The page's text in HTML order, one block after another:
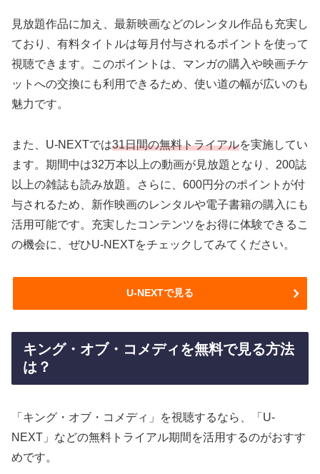
見放題作品に加え、最新映画などのレンタル作品も充実し
ており、有料タイトルは毎月付与されるポイントを使って
視聴できます。このポイントは、マンガの購入や映画チケ
ットへの交換にも利用できるため、使い道の幅が広いのも
魅力です。
また、U-NEXTでは31日間の無料トライアルを実施してい
ます。期間中は32万本以上の動画が見放題となり、200誌
以上の雑誌も読み放題。さらに、600円分のポイントが付
与されるため、新作映画のレンタルや電子書籍の購入にも
活用可能です。充実したコンテンツをお得に体験できるこ
の機会に、ぜひU-NEXTをチェックしてみてください。
U-NEXTで見る
キング・オブ・コメディを無料で見る方法
は？
「キング・オブ・コメディ」を視聴するなら、「U-
NEXT」などの無料トライアル期間を活用するのがおすす
めです。